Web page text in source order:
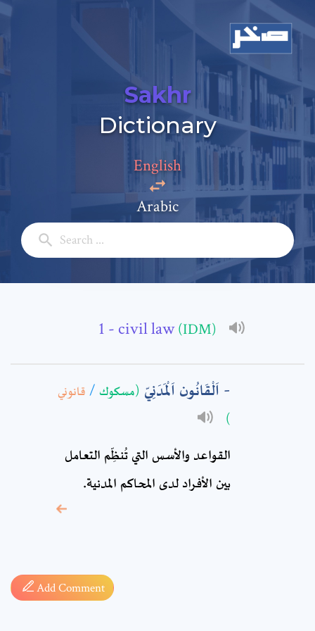
Sakhr
Dictionary
English
Arabic
- civil law(IDM)
اَلْقَانُون اَلْمَدَنِيّ (مسكوك / قانوني
)
القواعد والأسس التي تُنظِّم التعامل
بين الأفراد لدى المحاكم المدنية.
Add Comment
Add a comment
Full Name: *
Subject: *
Comment: *